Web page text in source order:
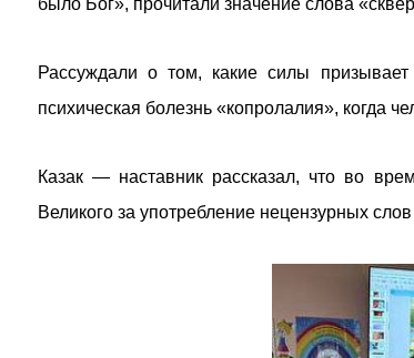
было Бог», прочитали значение слова
Рассуждали о том, какие силы
психическая болезнь «копролалия», когда
Казак — наставник рассказал, что во
Великого за употребление нецензурных